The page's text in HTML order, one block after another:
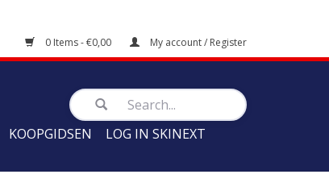
0 Items - €0,00 My account / Register
KOOPGIDSEN LOG IN SKINEXT